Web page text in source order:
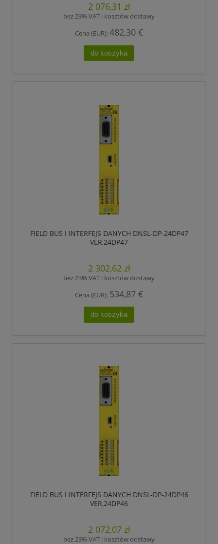
2 076,31 zł
bez 23% VAT i kosztów dostawy
Cena (EUR):482,30 €
do koszyka
FIELD BUS I INTERFEJS DANYCH DNSL-DP-24DP47
VER,24DP47
2 302,62 zł
bez 23% VAT i kosztów dostawy
Cena (EUR): 534,87 €
do koszyka
FIELD BUS I INTERFEJS DANYCH DNSL-DP-24DP46
VER,24DP46
2 072,07 zł
bez 23% VAT i kosztów dostawy